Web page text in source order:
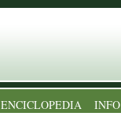
ENCICLOPEDIA INFO